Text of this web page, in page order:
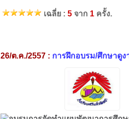
เฉลี่ย : 5 จาก 1 ครั้ง.
26/ต.ค./2557 : การฝึกอบรม/ศึกษาดูง